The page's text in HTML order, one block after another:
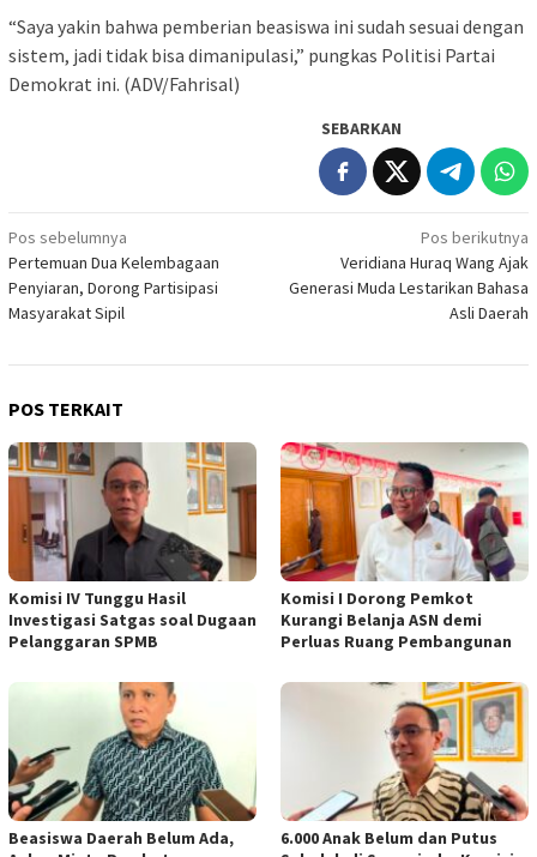
“Saya yakin bahwa pemberian beasiswa ini sudah sesuai dengan
sistem, jadi tidak bisa dimanipulasi,” pungkas Politisi Partai
Demokrat ini. (ADV/Fahrisal)
SEBARKAN
Navigasi
pos
Pos sebelumnya
Pertemuan Dua Kelembagaan
Penyiaran, Dorong Partisipasi
Masyarakat Sipil
Pos berikutnya
Veridiana Huraq Wang Ajak
Generasi Muda Lestarikan Bahasa
Asli Daerah
POS TERKAIT
Komisi IV Tunggu Hasil
Investigasi Satgas soal Dugaan
Pelanggaran SPMB
Komisi I Dorong Pemkot
Kurangi Belanja ASN demi
Perluas Ruang Pembangunan
Beasiswa Daerah Belum Ada,
6.000 Anak Belum dan Putus